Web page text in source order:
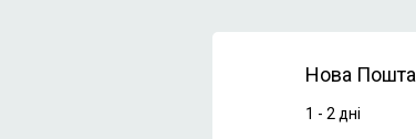
Нова Пошта
1 - 2 дні